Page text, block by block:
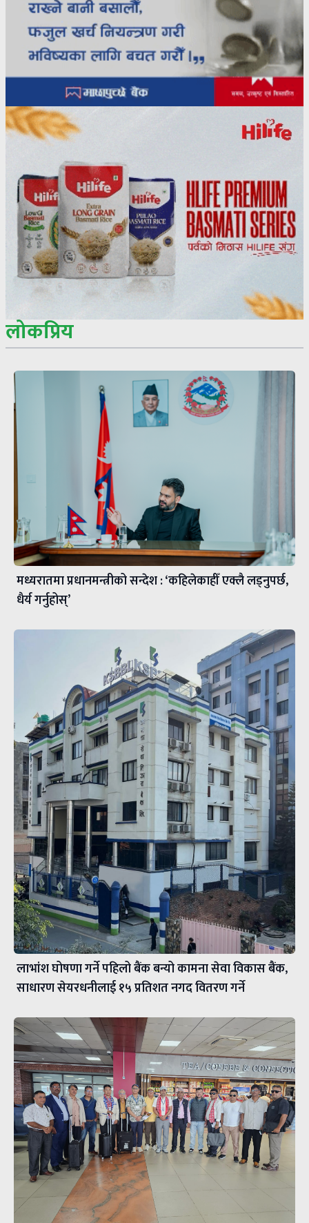
लोकप्रिय
मध्यरातमा प्रधानमन्त्रीको सन्देश : ‘कहिलेकाहीँ एक्लै लड्नुपर्छ,
धैर्य गर्नुहोस्’
लाभांश घोषणा गर्ने पहिलो बैंक बन्यो कामना सेवा विकास बैंक,
साधारण सेयरधनीलाई १५ प्रतिशत नगद वितरण गर्ने